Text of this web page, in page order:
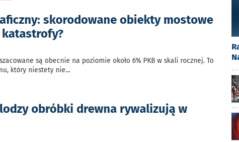
skorodowane obiekty mostowe
są obecnie na poziomie około 6% PKB w skali rocznej. To
który niestety nie...
obróbki drewna rywalizują w